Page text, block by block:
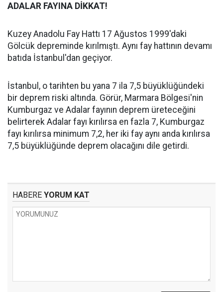
ADALAR FAYINA DİKKAT!
Kuzey Anadolu Fay Hattı 17 Ağustos 1999'daki
Gölcük depreminde kırılmıştı. Aynı fay hattının devamı
batıda İstanbul'dan geçiyor.
İstanbul, o tarihten bu yana 7 ila 7,5 büyüklüğündeki
bir deprem riski altında. Görür, Marmara Bölgesi'nin
Kumburgaz ve Adalar fayının deprem üreteceğini
belirterek Adalar fayı kırılırsa en fazla 7, Kumburgaz
fayı kırılırsa minimum 7,2, her iki fay aynı anda kırılırsa
7,5 büyüklüğünde deprem olacağını dile getirdi.
HABERE YORUM KAT